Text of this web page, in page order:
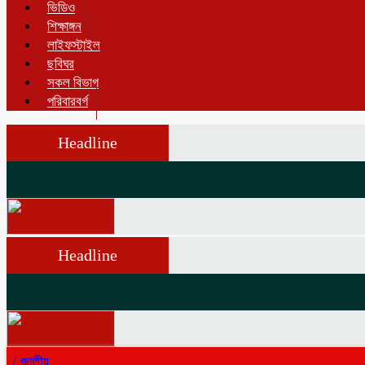
ভিডিও
শিক্ষাঙ্গন
লাইফস্টাইল
ছবিঘর
সকল বিভাগ
পরিবারবর্গ
Headline
Headline
/ জাতীয়